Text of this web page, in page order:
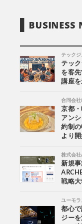
BUSINESS
テック
テッ
を客
講座
合同会
京都
アン
約制
より開
株式会
新規事
戦略
ユーモラ
都心で
ジー